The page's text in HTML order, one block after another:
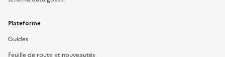
Plateforme
Guides
Feuille de route et nouveautés